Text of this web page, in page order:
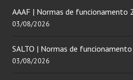
AAAF | Normas de funcionamento
03/08/2026
SALTO | Normas de
03/08/2026